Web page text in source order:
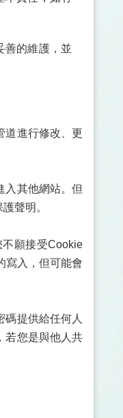
善的維護，並
道進行修改、更
入其他網站。但
聲明。
願接受Cookie
寫入，但可能會
提供給任何人
若您是與他人共